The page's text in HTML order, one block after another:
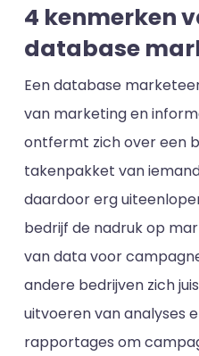
4 kenmerken
database
Een database
van marketing en
ontfermt zich over een
takenpakket van
daardoor erg
bedrijf de nadruk op
van data voor
andere bedrijven zich
uitvoeren van analyses
rapportages om